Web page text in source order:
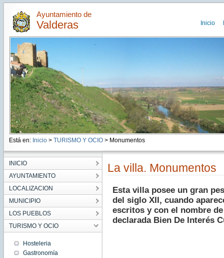
Ayuntamiento de
Valderas Inicio
Está en: Inicio > TURISMO Y OCIO> Monumentos
INICIO
AYUNTAMIENTO
LOCALIZACION
MUNICIPIO
LOS PUEBLOS
TURISMO Y OCIO
Hosteleria
Gastronomía
La villa. Monumentos
Esta villa posee un gran
del siglo XII, cuando
escritos y con el nombre
declarada Bien De Interés